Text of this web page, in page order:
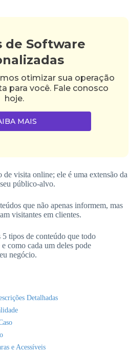
de Software
otimizar sua operação
para você. Fale conosco
hoje.
MAIS
de visita online; ele é uma extensão da
público-alvo.
que não apenas informem, mas
visitantes em clientes.
tipos de conteúdo que todo
como cada um deles pode
negócio.
Detalhadas
e Acessíveis